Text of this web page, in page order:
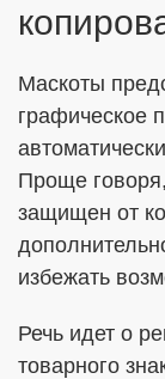
Маскоты
графическое
Проще
защищен от
избежать
Речь идет о
товарного